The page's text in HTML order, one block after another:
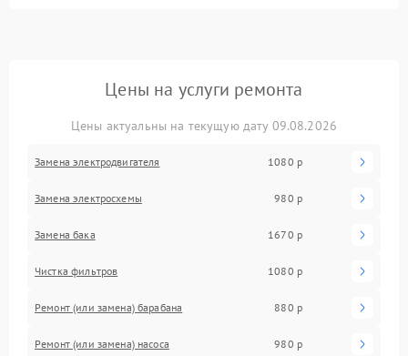
Цены на услуги ремонта
Цены актуальны на текущую дату 09.08.2026
Замена электродвигателя 1080 р
Замена электросхемы 980 р
Замена бака 1670 р
Чистка фильтров 1080 р
Ремонт (или замена) барабана 880 р
Ремонт (или замена) насоса 980 р